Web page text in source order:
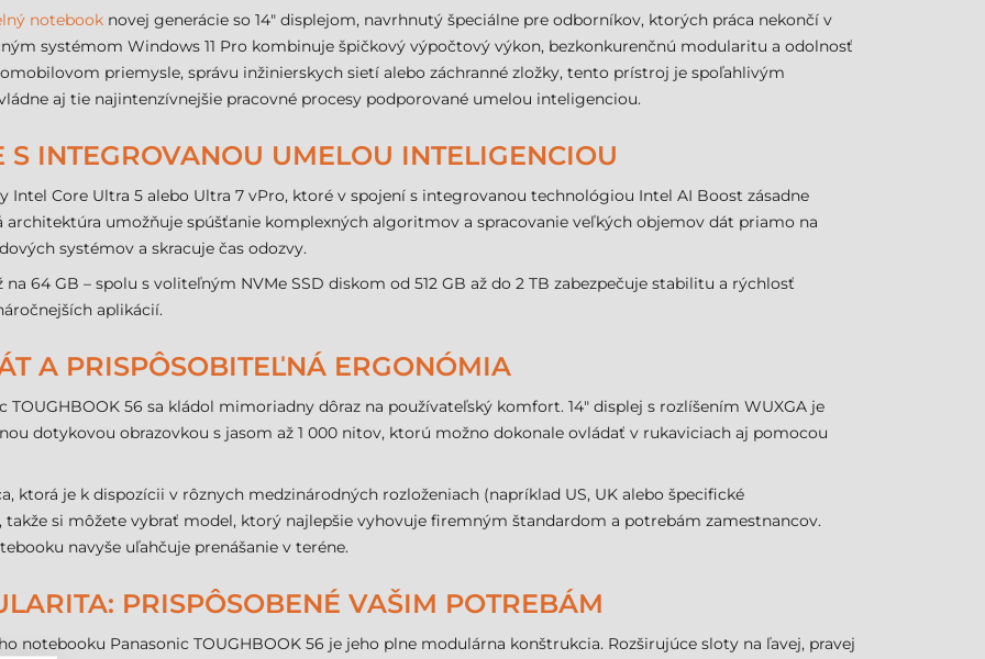
notebook novej generácie so 14" displejom, navrhnutý špeciálne pre odborníkov, ktorých práca nekončí v
systémom Windows 11 Pro kombinuje špičkový výpočtový výkon, bezkonkurenčnú modularitu a odolnosť
priemysle, správu inžinierskych sietí alebo záchranné zložky, tento prístroj je spoľahlivým
aj tie najintenzívnejšie pracovné procesy podporované umelou inteligenciou.
INTEGROVANOU UMELOU INTELIGENCIOU
Intel Core Ultra 5 alebo Ultra 7 vPro, ktoré v spojení s integrovanou technológiou Intel AI Boost zásadne
architektúra umožňuje spúšťanie komplexných algoritmov a spracovanie veľkých objemov dát priamo na
systémov a skracuje čas odozvy.
64 GB – spolu s voliteľným NVMe SSD diskom od 512 GB až do 2 TB zabezpečuje stabilitu a rýchlosť
aplikácií.
A PRISPÔSOBITEĽNÁ ERGONÓMIA
56 sa kládol mimoriadny dôraz na používateľský komfort. 14" displej s rozlíšením WUXGA je
dotykovou obrazovkou s jasom až 1 000 nitov, ktorú možno dokonale ovládať v rukaviciach aj pomocou
ktorá je k dispozícii v rôznych medzinárodných rozloženiach (napríklad US, UK alebo špecifické
takže si môžete vybrať model, ktorý najlepšie vyhovuje firemným štandardom a potrebám zamestnancov.
navyše uľahčuje prenášanie v teréne.
PRISPÔSOBENÉ VAŠIM POTREBÁM
notebooku Panasonic TOUGHBOOK 56 je jeho plne modulárna konštrukcia. Rozširujúce sloty na ľavej, pravej